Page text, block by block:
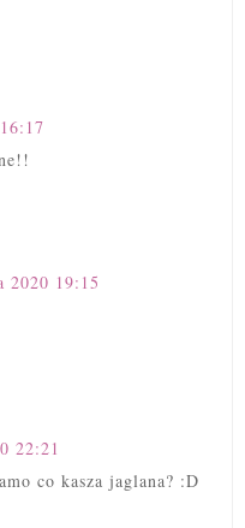
2020 19:15
22:21
co kasza jaglana? :D